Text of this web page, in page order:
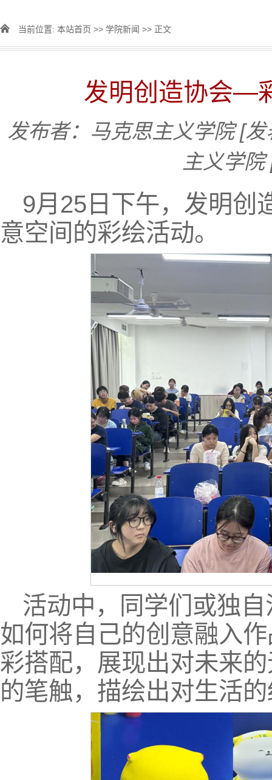
当前位置: 本站首页 >> 学院新闻 >> 正文
发明创造协会—
发布者：马克思主义学院 [
主义学院
9月25日下午，发明创
意空间的彩绘活动。
活动中，同学们或独
如何将自己的创意融入
彩搭配，展现出对未来
的笔触，描绘出对生活